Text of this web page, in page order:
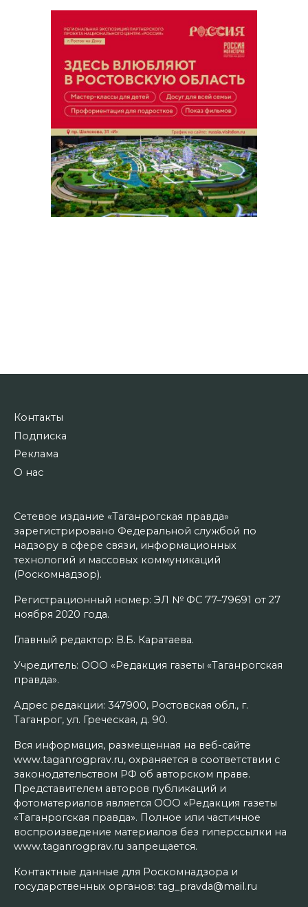
Контакты
Подписка
Реклама
О нас
Сетевое издание «Таганрогская правда»
зарегистрировано Федеральной службой по
надзору в сфере связи, информационных
технологий и массовых коммуникаций
(Роскомнадзор).
Регистрационный номер: ЭЛ № ФС 77–79691 от 27
ноября 2020 года.
Главный редактор: В.Б. Каратаева.
Учредитель: ООО «Редакция газеты «Таганрогская
правда».
Адрес редакции: 347900, Ростовская обл., г.
Таганрог, ул. Греческая, д. 90.
Вся информация, размещенная на веб-сайте
www.taganrogprav.ru, охраняется в соответствии с
законодательством РФ об авторском праве.
Представителем авторов публикаций и
фотоматериалов является ООО «Редакция газеты
«Таганрогская правда». Полное или частичное
воспроизведение материалов без гиперссылки на
www.taganrogprav.ru запрещается.
Контактные данные для Роскомнадзора и
государственных органов: tag_pravda@mail.ru